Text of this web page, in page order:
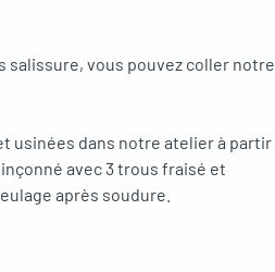
vous pouvez coller notre
usinées dans notre atelier à partir
avec 3 trous fraisé et
après soudure.